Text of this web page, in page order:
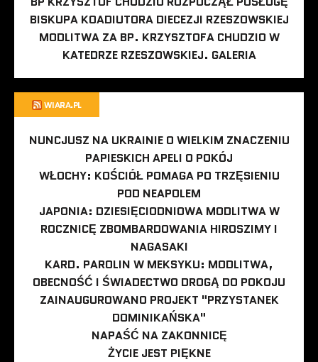
BISKUPA KOADIUTORA DIECEZJI RZESZOWSKIEJ
MODLITWA ZA BP. KRZYSZTOFA CHUDZIO W
KATEDRZE RZESZOWSKIEJ. GALERIA
WIARA.PL
NUNCJUSZ NA UKRAINIE O WIELKIM ZNACZENIU
PAPIESKICH APELI O POKÓJ
WŁOCHY: KOŚCIÓŁ POMAGA PO TRZĘSIENIU
POD NEAPOLEM
JAPONIA: DZIESIĘCIODNIOWA MODLITWA W
ROCZNICĘ ZBOMBARDOWANIA HIROSZIMY I
NAGASAKI
KARD. PAROLIN W MEKSYKU: MODLITWA,
OBECNOŚĆ I ŚWIADECTWO DROGĄ DO POKOJU
ZAINAUGUROWANO PROJEKT "PRZYSTANEK
DOMINIKAŃSKA"
NAPAŚĆ NA ZAKONNICĘ
ŻYCIE JEST PIĘKNE